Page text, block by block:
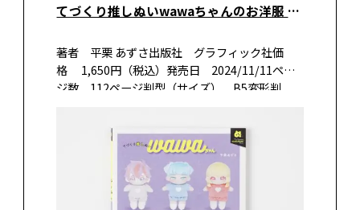
てづくり推しぬいwawaちゃんのお洋服 ファッションタイムトラベル1970→2025
著者 平栗 あずさ出版社 グラフィック社価
格 1,650円（税込）発売日 2024/11/11ペー
ジ数 112ページ判型（サイズ） B5変形判